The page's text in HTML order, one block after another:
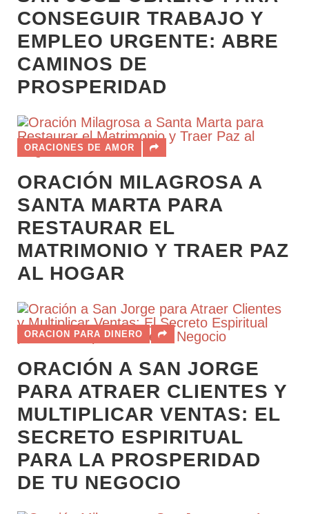
CONSEGUIR TRABAJO Y
EMPLEO URGENTE: ABRE
CAMINOS DE
PROSPERIDAD
ORACIONES DE AMOR
ORACIÓN MILAGROSA A
SANTA MARTA PARA
RESTAURAR EL
MATRIMONIO Y TRAER PAZ
AL HOGAR
ORACION PARA DINERO
ORACIÓN A SAN JORGE
PARA ATRAER CLIENTES Y
MULTIPLICAR VENTAS: EL
SECRETO ESPIRITUAL
PARA LA PROSPERIDAD
DE TU NEGOCIO